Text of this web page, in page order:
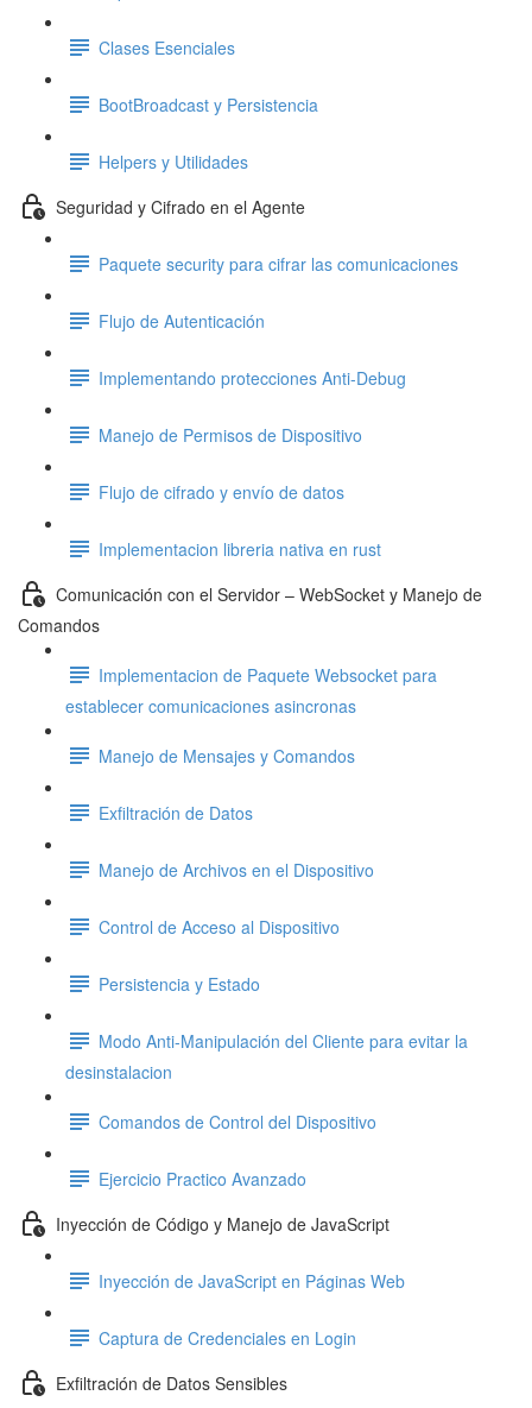
Clases Esenciales
BootBroadcast y Persistencia
Helpers y Utilidades
Seguridad y Cifrado en el Agente
Paquete security para cifrar las comunicaciones
Flujo de Autenticación
Implementando protecciones Anti-Debug
Manejo de Permisos de Dispositivo
Flujo de cifrado y envío de datos
Implementacion libreria nativa en rust
Comunicación con el Servidor – WebSocket y Manejo de
Comandos
Implementacion de Paquete Websocket para
establecer comunicaciones asincronas
Manejo de Mensajes y Comandos
Exfiltración de Datos
Manejo de Archivos en el Dispositivo
Control de Acceso al Dispositivo
Persistencia y Estado
Modo Anti-Manipulación del Cliente para evitar la
desinstalacion
Comandos de Control del Dispositivo
Ejercicio Practico Avanzado
Inyección de Código y Manejo de JavaScript
Inyección de JavaScript en Páginas Web
Captura de Credenciales en Login
Exfiltración de Datos Sensibles